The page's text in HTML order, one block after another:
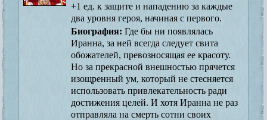
+1 ед. к защите и нападению за каждые
два уровня героя, начиная с первого.
Биография: Где бы ни появлялась
Иранна, за ней всегда следует свита
обожателей, превозносящая ее красоту.
Но за прекрасной внешностью прячется
изощренный ум, который не стесняется
использовать привлекательность ради
достижения целей. И хотя Иранна не раз
отправляла на смерть сотни своих